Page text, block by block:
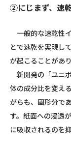
②にじまず、速
一般的な速乾性
とで速乾を実現し
が起こることがあ
新開発の「ユニ
体の成分比を変え
がらも、固形分で
す。紙面への浸透
に吸収されるのを